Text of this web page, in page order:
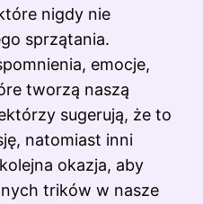
nigdy nie
sprzątania.
emocje,
tworzą naszą
sugerują, że to
natomiast inni
okazja, aby
trików w nasze